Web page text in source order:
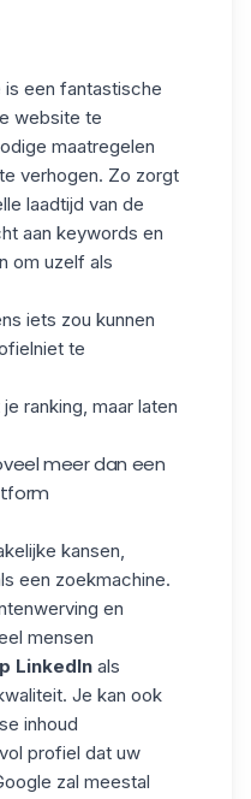
een fantastische
website te
maatregelen
verhogen. Zo zorgt
laadtijd van de
aan keywords en
om uzelf als
iets zou kunnen
niet te
ranking, maar laten
meer dan een
kansen,
een zoekmachine.
en
mensen
LinkedIn als
Je kan ook
inhoud
profiel dat uw
zal meestal